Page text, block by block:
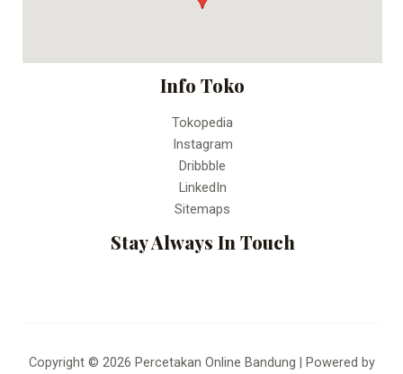
Info Toko
Tokopedia
Instagram
Dribbble
LinkedIn
Sitemaps
Stay Always In Touch
Copyright © 2026 Percetakan Online Bandung | Powered by